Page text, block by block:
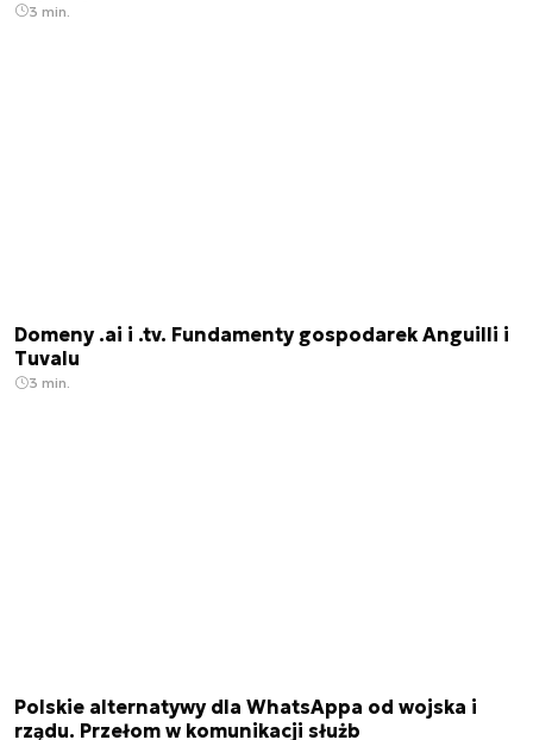
3 min.
Domeny .ai i .tv. Fundamenty gospodarek Anguilli i
Tuvalu
3 min.
Polskie alternatywy dla WhatsAppa od wojska i
rządu. Przełom w komunikacji służb